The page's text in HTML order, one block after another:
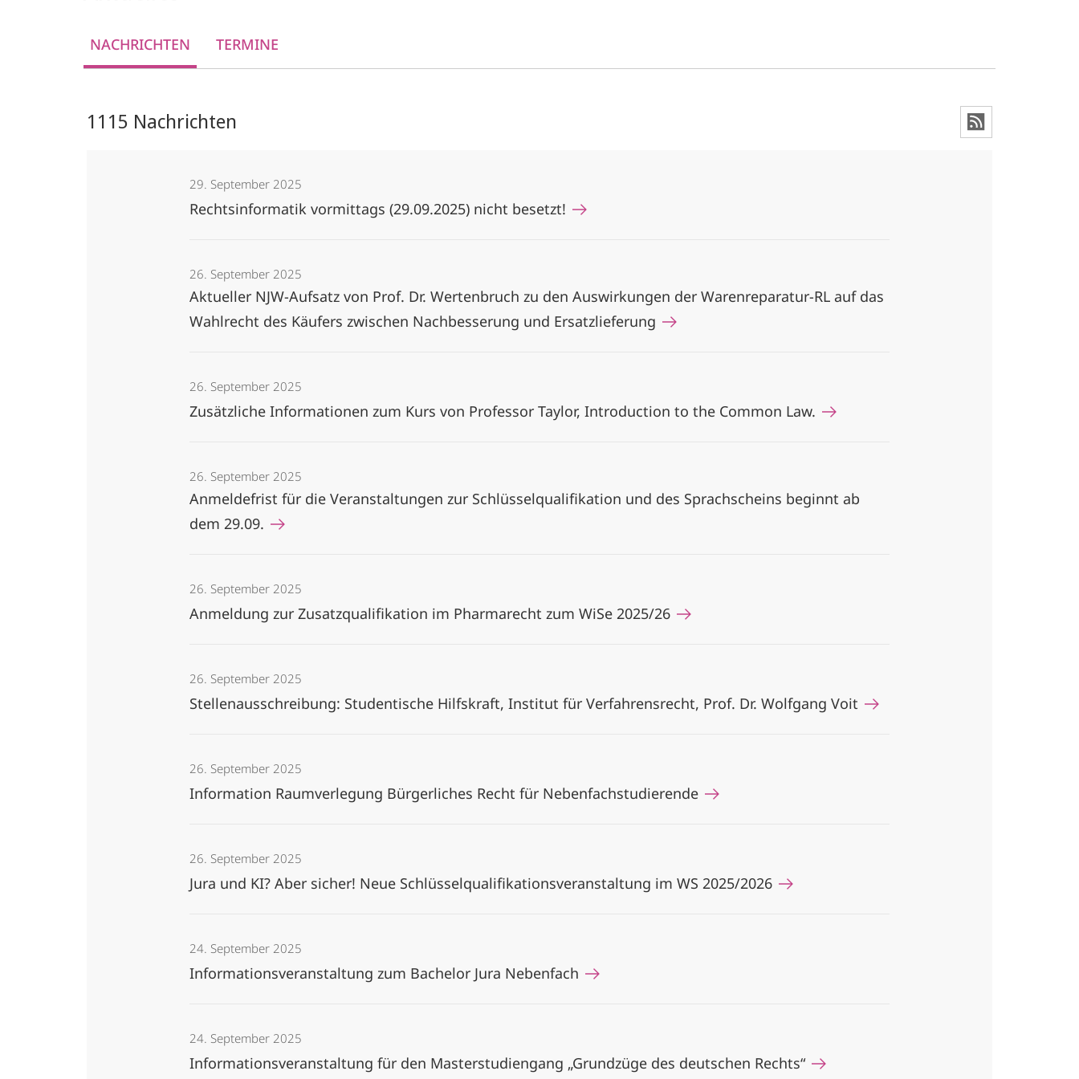
NACHRICHTEN TERMINE
1115 Nachrichten
29. September 2025
Rechtsinformatik vormittags (29.09.2025) nicht besetzt!
26. September 2025
Aktueller NJW-Aufsatz von Prof. Dr. Wertenbruch zu den Auswirkungen der Warenreparatur-RL auf das
Wahlrecht des Käufers zwischen Nachbesserung und Ersatzlieferung
26. September 2025
Zusätzliche Informationen zum Kurs von Professor Taylor, Introduction to the Common Law.
26. September 2025
Anmeldefrist für die Veranstaltungen zur Schlüsselqualifikation und des Sprachscheins beginnt ab
dem 29.09.
26. September 2025
Anmeldung zur Zusatzqualifikation im Pharmarecht zum WiSe 2025/26
26. September 2025
Stellenausschreibung: Studentische Hilfskraft, Institut für Verfahrensrecht, Prof. Dr. Wolfgang Voit
26. September 2025
Information Raumverlegung Bürgerliches Recht für Nebenfachstudierende
26. September 2025
Jura und KI? Aber sicher! Neue Schlüsselqualifikationsveranstaltung im WS 2025/2026
24. September 2025
Informationsveranstaltung zum Bachelor Jura Nebenfach
24. September 2025
Informationsveranstaltung für den Masterstudiengang „Grundzüge des deutschen Rechts“